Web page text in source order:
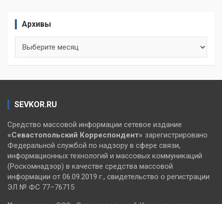
Архивы
SEVKOR.RU
Средство массовой информации сетевое издание
«Севастопольский Корреспондент» зарегистрировано
Федеральной службой по надзору в сфере связи,
информационных технологий и массовых коммуникаций
(Роскомнадзор) в качестве средства массовой
информации от 06.09.2019 г., свидетельство о регистрации
ЭЛ № ФС 77–76715